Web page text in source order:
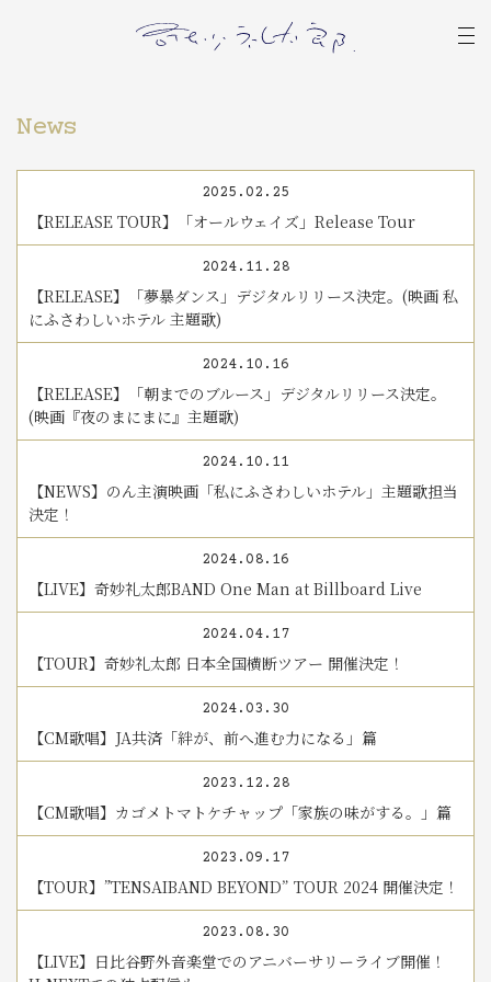
News
2025.02.25
【RELEASE TOUR】「オールウェイズ」Release Tour
2024.11.28
【RELEASE】「夢暴ダンス」デジタルリリース決定。(映画 私
にふさわしいホテル 主題歌)
2024.10.16
【RELEASE】「朝までのブルース」デジタルリリース決定。
(映画『夜のまにまに』主題歌)
2024.10.11
【NEWS】のん主演映画「私にふさわしいホテル」主題歌担当
決定！
2024.08.16
【LIVE】奇妙礼太郎BAND One Man at Billboard Live
2024.04.17
【TOUR】奇妙礼太郎 日本全国横断ツアー 開催決定！
2024.03.30
【CM歌唱】JA共済「絆が、前へ進む力になる」篇
2023.12.28
【CM歌唱】カゴメトマトケチャップ「家族の味がする。」篇
2023.09.17
【TOUR】”TENSAIBAND BEYOND” TOUR 2024 開催決定！
2023.08.30
【LIVE】日比谷野外音楽堂でのアニバーサリーライブ開催！